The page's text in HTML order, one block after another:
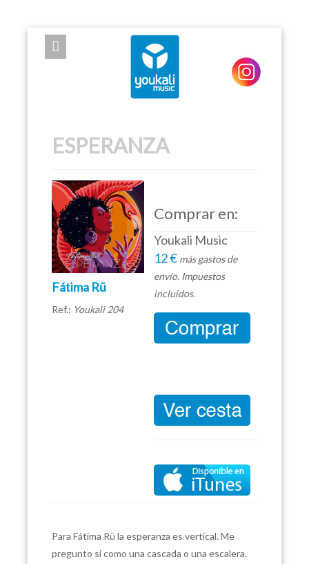
EXPOSE FRAMEWORK FOR JOOMLA 2.5 AND 3.0+
ESPERANZA
Fátima Rü
Ref.: Youkali 204
Comprar en:
Youkali Music
12 € más gastos de
envío. Impuestos
incluidos.
Para Fátima Rü la esperanza es vertical. Me
pregunto si como una cascada o una escalera.